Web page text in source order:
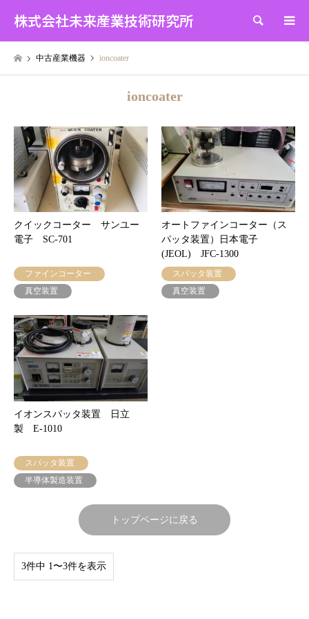
株式会社未来産業技術研究所 検索
中古産業機器 ioncoater
ioncoater
クイックコーター サンユー
電子 SC-701
ファインコーター
真空装置
オートファインコーター（ス
パッタ装置）日本電子
(JEOL) JFC-1300
スパッタ装置
真空装置
イオンスパッタ装置 日立
製 E-1010
スパッタ装置
半導体製造装置
トップページに戻る
3件中 1〜3件を表示